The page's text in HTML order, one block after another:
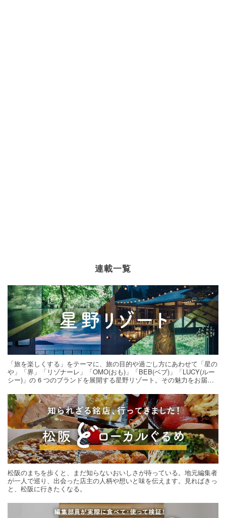
連載一覧
「旅を楽しくする」をテーマに、旅の目的や過ごし方にあわせて「星の
や」「界」「リゾナーレ」「OMO(おも)」「BEB(ベブ)」「LUCY(ルー
シー)」の 6 つのブランドを展開する星野リゾート。その魅力をお届け
松阪のまちを歩くと、まだ知らないおいしさが待っている。地元編集者
が一人で巡り、出会った店主の人柄や想いと味を伝えます。見ればきっ
と、松阪に行きたくなる。